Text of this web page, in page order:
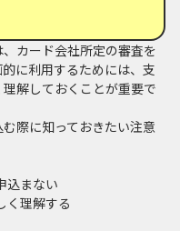
カード会社所定の審査を
に利用するためには、支
解しておくことが重要で
際に知っておきたい注意
込まない
く理解する